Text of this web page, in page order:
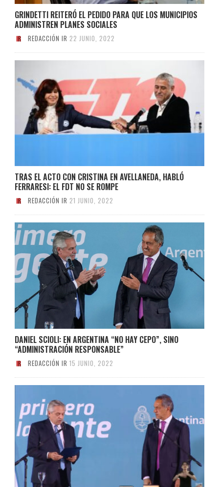
GRINDETTI REITERÓ EL PEDIDO PARA QUE LOS MUNICIPIOS
ADMINISTREN PLANES SOCIALES
REDACCIÓN IR 22 JUNIO, 2022
TRAS EL ACTO CON CRISTINA EN AVELLANEDA, HABLÓ
FERRARESI: EL FDT NO SE ROMPE
REDACCIÓN IR 21 JUNIO, 2022
DANIEL SCIOLI: EN ARGENTINA “NO HAY CEPO”, SINO
“ADMINISTRACIÓN RESPONSABLE”
REDACCIÓN IR 15 JUNIO, 2022